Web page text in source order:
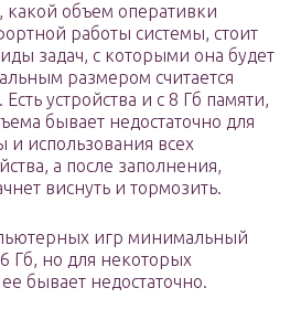
какой объем оперативки
работы системы, стоит
задач, с которыми она будет
размером считается
устройства и с 8 Гб памяти,
бывает недостаточно для
использования всех
а после заполнения,
виснуть и тормозить.
игр минимальный
Гб, но для некоторых
бывает недостаточно.